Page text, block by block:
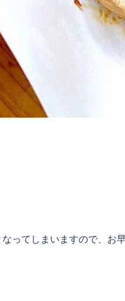
ってしまいますので、お